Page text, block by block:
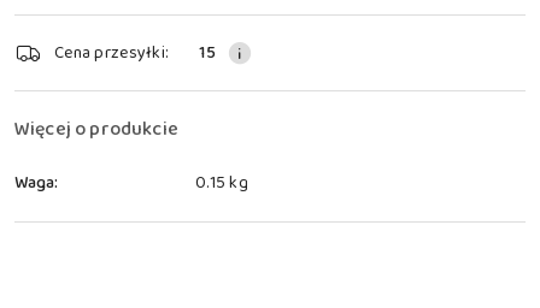
i
dostawa
Cena przesyłki: 15
Więcej o produkcie
Waga: 0.15 kg